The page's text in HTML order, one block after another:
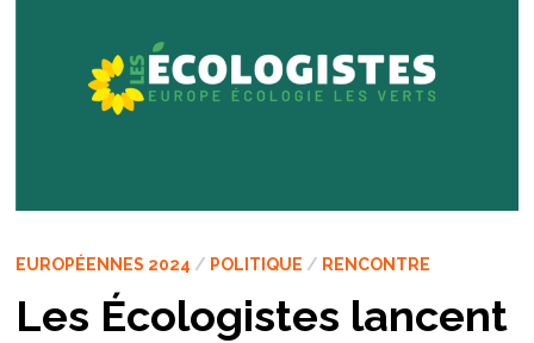
EUROPÉENNES 2024 / POLITIQUE / RENCONTRE
Les Écologistes lancent